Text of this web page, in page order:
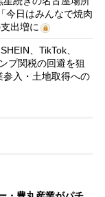
今日はみんなで焼肉
出増に
、TikTok、
プ関税の回避を狙
入・土地取得への